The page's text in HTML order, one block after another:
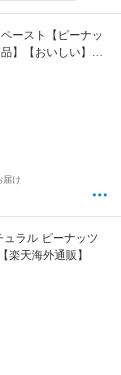
ースト【ピーナッ
】【おいしい】
【ローズマリー公
届け
ラル ピーナッツ
楽天海外通販】